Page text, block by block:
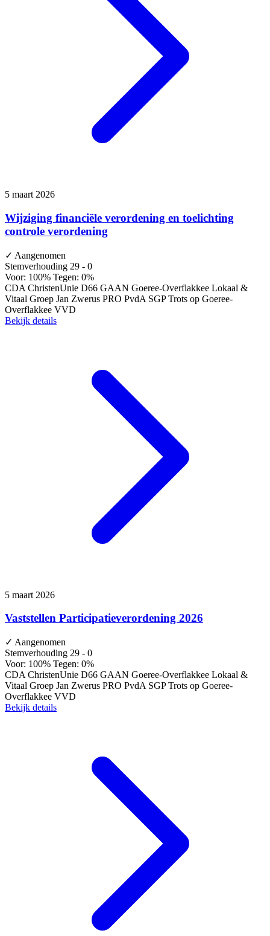
5 maart 2026
Wijziging financiële verordening en toelichting
controle verordening
✓ Aangenomen
Stemverhouding 29 - 0
Voor: 100% Tegen: 0%
CDA ChristenUnie D66 GAAN Goeree-Overflakkee Lokaal &
Vitaal Groep Jan Zwerus PRO PvdA SGPTrots op Goeree-
Overflakkee VVD
Bekijk details
5 maart 2026
Vaststellen Participatieverordening 2026
✓ Aangenomen
Stemverhouding 29 - 0
Voor: 100% Tegen: 0%
CDA ChristenUnie D66 GAAN Goeree-Overflakkee Lokaal &
Vitaal Groep Jan Zwerus PRO PvdA SGPTrots op Goeree-
Overflakkee VVD
Bekijk details